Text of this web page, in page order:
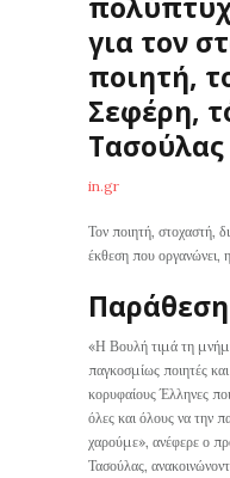
για τον
ποιητή,
Σεφέρη,
Τασούλας
in.gr
Τον ποιητή, στοχαστή,
έκθεση που οργανώνει,
«Η Βουλή τιμά τη
παγκοσμίως ποιητές
κορυφαίους Έλληνες
όλες και όλους να την
χαρούμε», ανέφερε ο
Τασούλας,